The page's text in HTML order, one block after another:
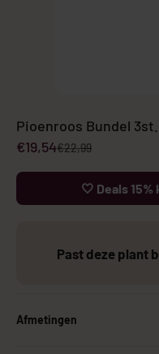
Pioenroos Bundel
Aanbiedingsprijs
€19,54Normale prijs
€22,99
🤍 Deals
Past deze plant
Afmetingen